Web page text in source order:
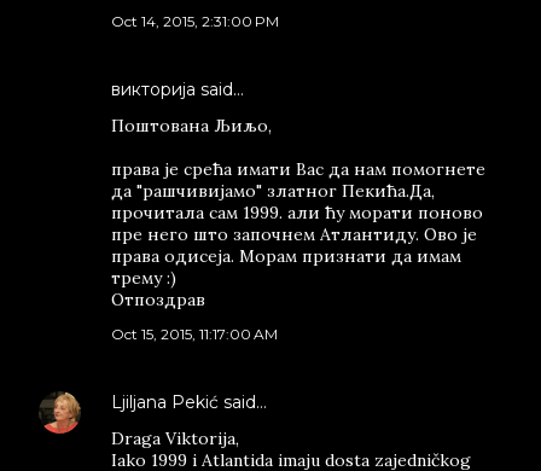
Oct 14, 2015, 2:31:00 PM
викторија said…
Поштована Љиљо,
права је срећа имати Вас да нам помогнете
да "рашчивијамо" златног Пекића.Да,
прочитала сам 1999. али ћу морати поново
пре него што започнем Атлантиду. Ово је
права одисеја. Морам признати да имам
трему :)
Отпоздрав
Oct 15, 2015, 11:17:00 AM
Ljiljana Pekić said…
Draga Viktorija,
Iako 1999 i Atlantida imaju dosta zajedničkog